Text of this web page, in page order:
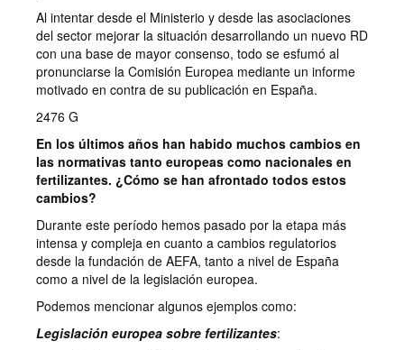
Al intentar desde el Ministerio y desde las asociaciones
del sector mejorar la situación desarrollando un nuevo RD
con una base de mayor consenso, todo se esfumó al
pronunciarse la Comisión Europea mediante un informe
motivado en contra de su publicación en España.
2476 G
En los últimos años han habido muchos cambios en
las normativas tanto europeas como nacionales en
fertilizantes. ¿Cómo se han afrontado todos estos
cambios?
Durante este período hemos pasado por la etapa más
intensa y compleja en cuanto a cambios regulatorios
desde la fundación de AEFA, tanto a nivel de España
como a nivel de la legislación europea.
Podemos mencionar algunos ejemplos como:
Legislación europea sobre fertilizantes: